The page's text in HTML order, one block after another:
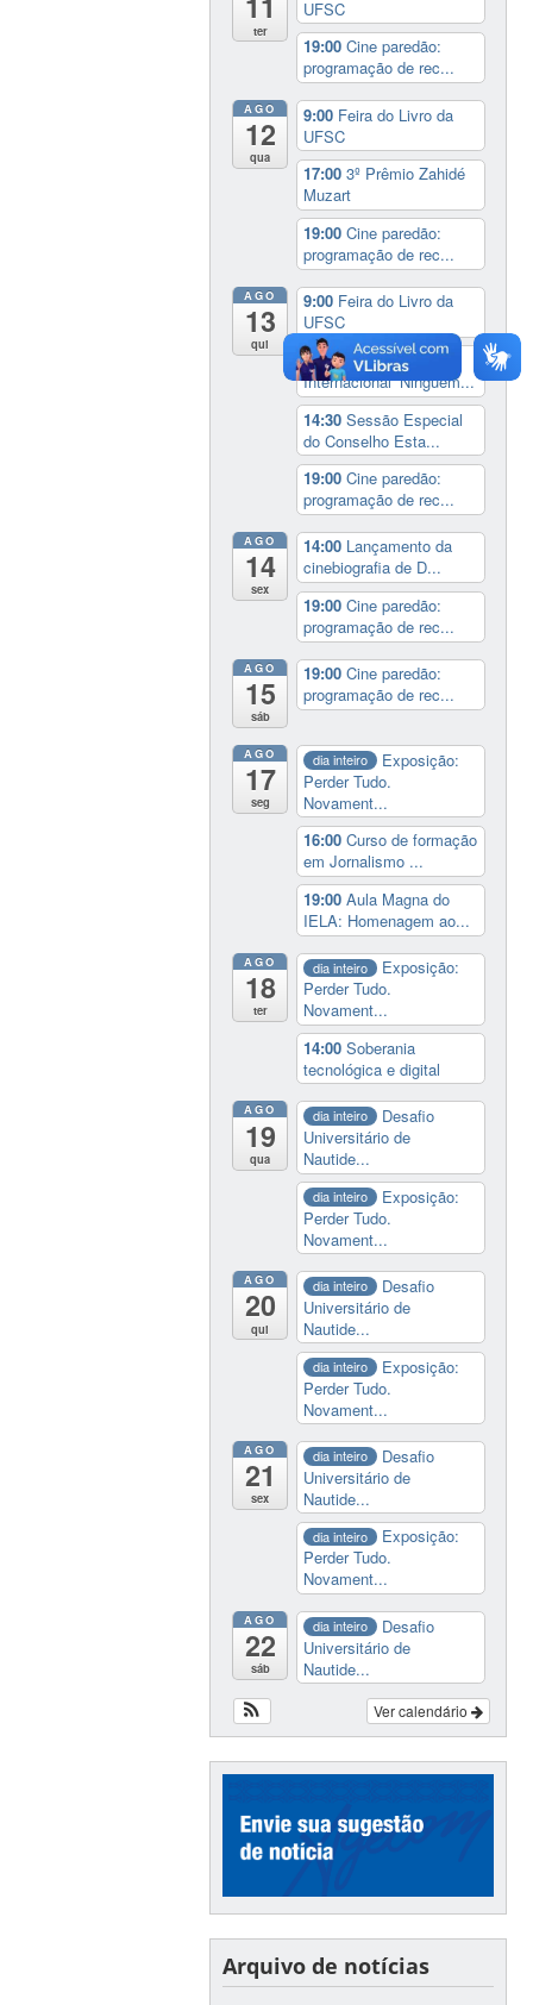
ter
UFSC
19:00Cine paredão:
programação de rec...
AGO
12
qua
9:00 Feira do Livro da
UFSC
17:003º Prêmio Zahidé
Muzart
19:00Cine paredão:
programação de rec...
AGO
13
qui
9:00 Feira do Livro da
UFSC
14:00 Seminário
Internacional ‘Ninguém...
14:30Sessão Especial
do Conselho Esta...
19:00Cine paredão:
programação de rec...
AGO
14
sex
14:00 Lançamento da
cinebiografia de D...
19:00Cine paredão:
programação de rec...
AGO
15
sáb
19:00Cine paredão:
programação de rec...
AGO
17
seg
dia inteiro
Exposição:
Perder Tudo.
Novament...
16:00Curso de formação
em Jornalismo ...
19:00Aula Magna do
IELA: Homenagem ao...
AGO
18
ter
dia inteiro
Exposição:
Perder Tudo.
Novament...
14:00Soberania
tecnológica e digital
AGO
19
qua
dia inteiro
Desafio
Universitário de
Nautide...
dia inteiro
Exposição:
Perder Tudo.
Novament...
AGO
20
qui
dia inteiro
Desafio
Universitário de
Nautide...
dia inteiro
Exposição:
Perder Tudo.
Novament...
AGO
21
sex
dia inteiro
Desafio
Universitário de
Nautide...
dia inteiro
Exposição:
Perder Tudo.
Novament...
AGO
22
sáb
dia inteiro
Desafio
Universitário de
Nautide...
Ver calendário
Arquivo de notícias